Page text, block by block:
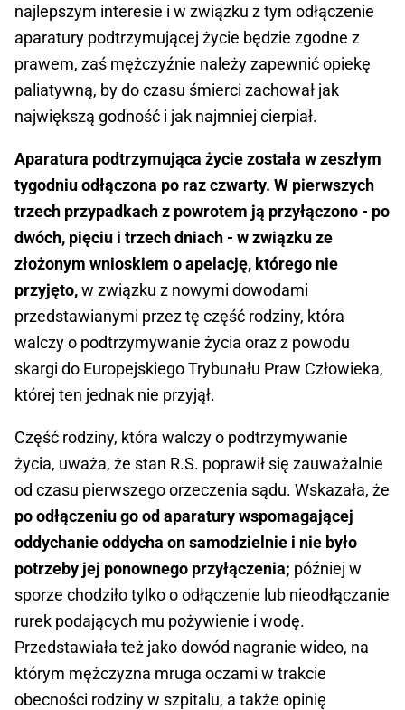
najlepszym interesie i w związku z tym odłączenie
aparatury podtrzymującej życie będzie zgodne z
prawem, zaś mężczyźnie należy zapewnić opiekę
paliatywną, by do czasu śmierci zachował jak
największą godność i jak najmniej cierpiał.
Aparatura podtrzymująca życie została w zeszłym
tygodniu odłączona po raz czwarty. W pierwszych
trzech przypadkach z powrotem ją przyłączono - po
dwóch, pięciu i trzech dniach - w związku ze
złożonym wnioskiem o apelację, którego nie
przyjęto,w związku z nowymi dowodami
przedstawianymi przez tę część rodziny, która
walczy o podtrzymywanie życia oraz z powodu
skargi do Europejskiego Trybunału Praw Człowieka,
której ten jednak nie przyjął.
Część rodziny, która walczy o podtrzymywanie
życia, uważa, że stan R.S. poprawił się zauważalnie
od czasu pierwszego orzeczenia sądu. Wskazała, że
po odłączeniu go od aparatury wspomagającej
oddychanie oddycha on samodzielnie i nie było
potrzeby jej ponownego przyłączenia; później w
sporze chodziło tylko o odłączenie lub nieodłączanie
rurek podających mu pożywienie i wodę.
Przedstawiała też jako dowód nagranie wideo, na
którym mężczyzna mruga oczami w trakcie
obecności rodziny w szpitalu, a także opinię